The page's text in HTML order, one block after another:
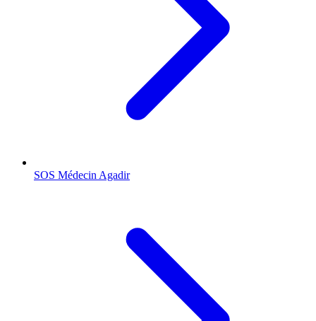
SOS Médecin Agadir